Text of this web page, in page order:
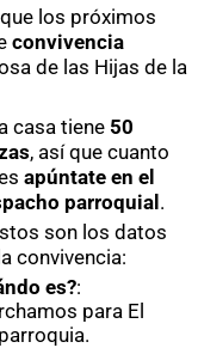
los próximos
convivencia
de las Hijas de la
casa tiene 50
, así que cuanto
apúntate en el
parroquial .
son los datos
convivencia:
es?:
para El